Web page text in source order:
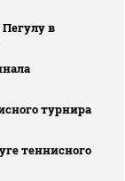
в
турнира
теннисного